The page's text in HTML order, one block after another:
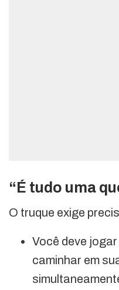
“É tudo uma
O truque exige
Você deve
caminhar em